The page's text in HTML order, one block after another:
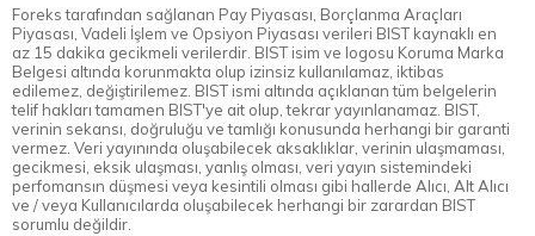
Foreks tarafından sağlanan Pay Piyasası, Borçlanma Araçları
Piyasası, Vadeli İşlem ve Opsiyon Piyasası verileri BIST kaynaklı en
az 15 dakika gecikmeli verilerdir. BIST isim ve logosu Koruma Marka
Belgesi altında korunmakta olup izinsiz kullanılamaz, iktibas
edilemez, değiştirilemez. BIST ismi altında açıklanan tüm belgelerin
telif hakları tamamen BIST'ye ait olup, tekrar yayınlanamaz. BIST,
verinin sekansı, doğruluğu ve tamlığı konusunda herhangi bir garanti
vermez. Veri yayınında oluşabilecek aksaklıklar, verinin ulaşmaması,
gecikmesi, eksik ulaşması, yanlış olması, veri yayın sistemindeki
perfomansın düşmesi veya kesintili olması gibi hallerde Alıcı, Alt Alıcı
ve / veya Kullanıcılarda oluşabilecek herhangi bir zarardan BIST
sorumlu değildir.